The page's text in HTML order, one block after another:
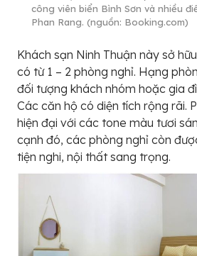
công viên biển Bình Sơn và nhiều
Phan Rang. (nguồn: Booking.com)
Khách sạn Ninh Thuận này sở
có từ 1 – 2 phòng nghỉ. Hạng
đối tượng khách nhóm hoặc gia
Các căn hộ có diện tích rộng rãi.
hiện đại với các tone màu tươi
cạnh đó, các phòng nghỉ còn
tiện nghi, nội thất sang trọng.